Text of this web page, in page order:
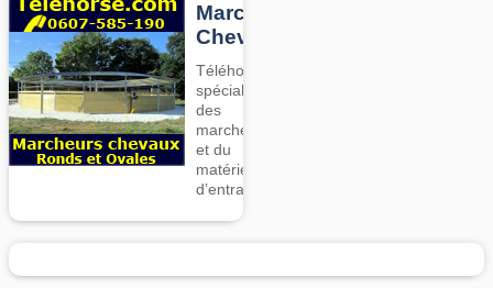
Marcheurs
Chevaux
Téléhorse,
spécialiste
des
marcheurs
et du
matériel
d’entrainement